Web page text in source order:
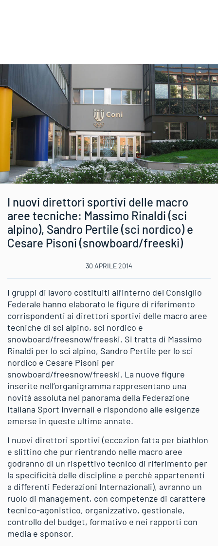
I nuovi direttori sportivi delle macro
aree tecniche: Massimo Rinaldi (sci
alpino), Sandro Pertile (sci nordico) e
Cesare Pisoni (snowboard/freeski)
30 APRILE 2014
I gruppi di lavoro costituiti all’interno del Consiglio
Federale hanno elaborato le figure di riferimento
corrispondenti ai direttori sportivi delle macro aree
tecniche di sci alpino, sci nordico e
snowboard/freesnow/freeski. Si tratta di Massimo
Rinaldi per lo sci alpino, Sandro Pertile per lo sci
nordico e Cesare Pisoni per
snowboard/freesnow/freeski. La nuove figure
inserite nell’organigramma rappresentano una
novità assoluta nel panorama della Federazione
Italiana Sport Invernali e rispondono alle esigenze
emerse in queste ultime annate.
I nuovi direttori sportivi (eccezion fatta per biathlon
e slittino che pur rientrando nelle macro aree
godranno di un rispettivo tecnico di riferimento per
la specificità delle discipline e perchè appartenenti
a differenti Federazioni Internazionali), avranno un
ruolo di management, con competenze di carattere
tecnico-agonistico, organizzativo, gestionale,
controllo del budget, formativo e nei rapporti con
media e sponsor.